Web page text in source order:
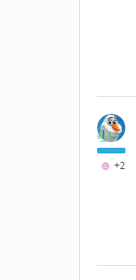
+2